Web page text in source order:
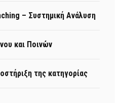
– Συστημική Ανάλυση
και Ποινών
της κατηγορίας